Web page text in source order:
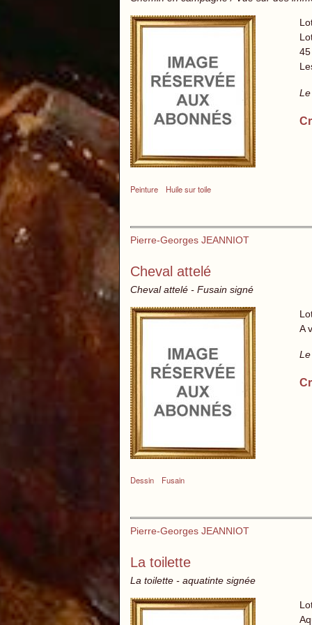
Peinture Huile sur toile
Pierre-Georges JEANNIOT
Cheval attelé
Cheval attelé - Fusain signé
Dessin Fusain
A
Pierre-Georges JEANNIOT
La toilette
La toilette - aquatinte signée